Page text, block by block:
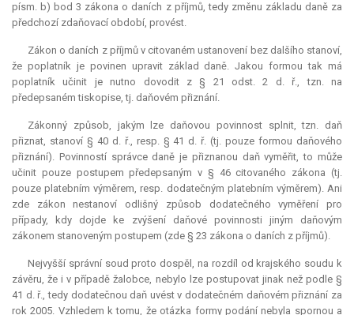
písm. b) bod 3 zákona o daních z příjmů, tedy změnu základu daně za
předchozí zdaňovací období, provést.
Zákon o daních z příjmů v citovaném ustanovení bez dalšího stanoví,
že poplatník je povinen upravit základ daně. Jakou formou tak má
poplatník učinit je nutno dovodit z § 21 odst. 2 d. ř., tzn. na
předepsaném tiskopise, tj. daňovém přiznání.
Zákonný způsob, jakým lze daňovou povinnost splnit, tzn. daň
přiznat, stanoví § 40 d. ř., resp. § 41 d. ř. (tj. pouze formou daňového
přiznání). Povinností správce daně je přiznanou daň vyměřit, to může
učinit pouze postupem předepsaným v § 46 citovaného zákona (tj.
pouze platebním výměrem, resp. dodatečným platebním výměrem). Ani
zde zákon nestanoví odlišný způsob dodatečného vyměření pro
případy, kdy dojde ke zvýšení daňové povinnosti jiným daňovým
zákonem stanoveným postupem (zde § 23 zákona o daních z příjmů).
Nejvyšší správní soud proto dospěl, na rozdíl od krajského soudu k
závěru, že i v případě žalobce, nebylo lze postupovat jinak než podle §
41 d. ř., tedy dodatečnou daň uvést v dodatečném daňovém přiznání za
rok 2005. Vzhledem k tomu, že otázka formy podání nebyla spornou a